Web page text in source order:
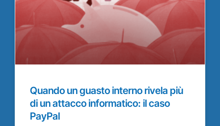
Quando un guasto interno rivela più
di un attacco informatico: il caso
PayPal